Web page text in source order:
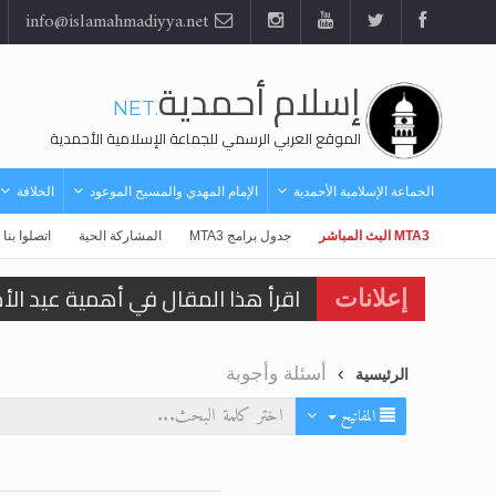
إسلام أحمدية.NET
الموقع العربي الرسمي للجماعة الإسلامية الأحمدية
الجماعة الإسلامية الأحمدية الإمام المهدي والمسيح الموعود الخلافة
MTA3 البث المباشر جدول برامج MTA3 المشاركة الحية اتصلوا بنا
إعلانات
اقرأ هذا المقال في أهمية عيد
الحجّ.. دلالات، حِكم، وأهداف >>
تعميم هامّ لأفراد الجماعة >>
الرئيسية أسئلة وأجوبة
المفاتيح